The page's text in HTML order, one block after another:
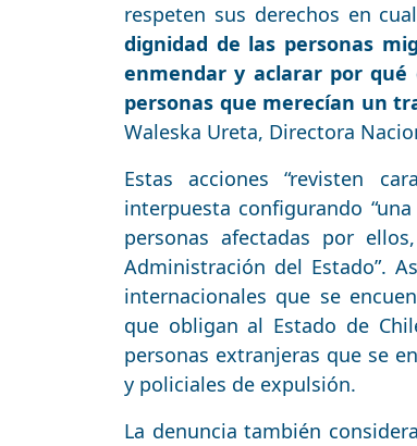
respeten sus derechos en
dignidad de las personas
enmendar y aclarar por
personas que merecían un
Waleska Ureta, Directora
Estas acciones “revisten
interpuesta configurando
personas afectadas por
Administración del Estado”.
internacionales que se
que obligan al Estado de
personas extranjeras que se
y policiales de expulsión.
La denuncia también